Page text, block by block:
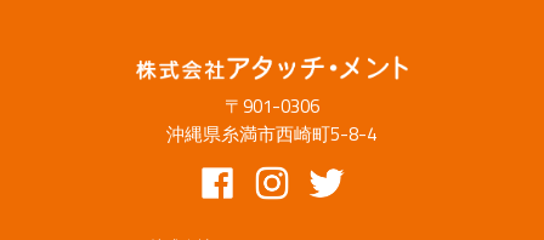
〒901-0306
沖縄県糸満市西崎町5-8-4